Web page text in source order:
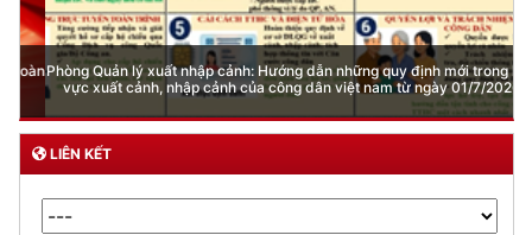
Phòng Quản lý xuất nhập cảnh: Hướng dẫn những quy định mới trong lĩnh
vực xuất cảnh, nhập cảnh của công dân việt nam từ ngày 01/7/2026
LIÊN KẾT